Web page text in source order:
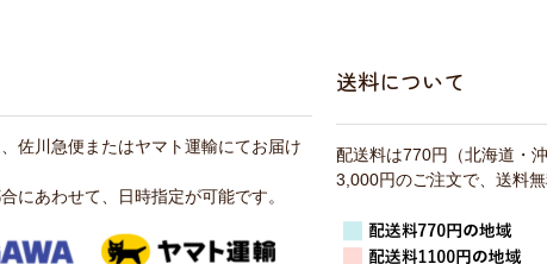
佐川急便またはヤマト運輸にてお届け
にあわせて、日時指定が可能です。
送料について
配送料は770円（北海道・
3,000円のご注文で、送料無